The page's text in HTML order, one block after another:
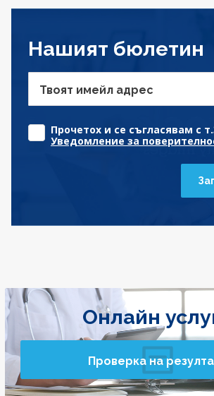
Нашият бюлетин
Твоят имейл адрес
Прочетох и се съгласявам с
Уведомление за
Онлайн
Проверка на